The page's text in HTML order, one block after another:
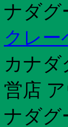
ナダグ
クレー
カナ
営店
ナダグ